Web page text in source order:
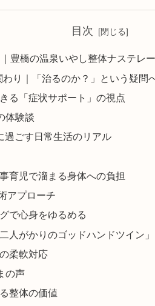
目次
豊橋の温泉いやし整体ナステレ
り｜「治るのか？」という疑問
る「症状サポート」の視点
体験談
過ごす日常生活のリアル
育児で溜まる身体への負担
アプローチ
で心身をゆるめる
人がかりのゴッドハンドツイン」
柔軟対応
の声
整体の価値